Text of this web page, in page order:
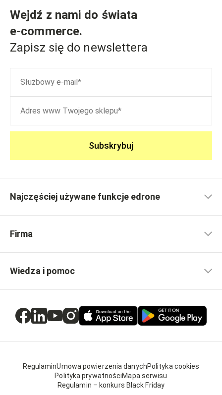
Wejdź z nami do świata
e-commerce.
Zapisz się do newslettera
Subskrybuj
Najczęściej używane funkcje edrone
Firma
Wiedza i pomoc
RegulaminUmowa powierzenia danychPolityka cookies
Polityka prywatnościMapa serwisu
Regulamin – konkurs Black Friday